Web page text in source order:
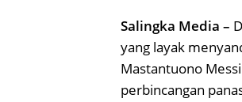
Salingka Media –
yang layak
Mastantuono
perbincangan